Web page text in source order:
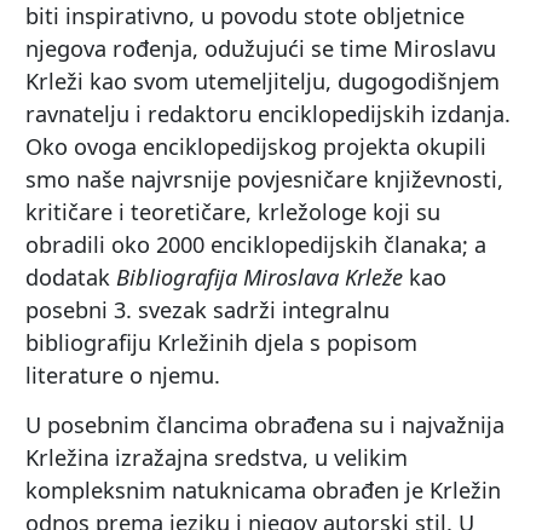
biti inspirativno, u povodu stote obljetnice
njegova rođenja, odužujući se time Miroslavu
Krleži kao svom utemeljitelju, dugogodišnjem
ravnatelju i redaktoru enciklopedijskih izdanja.
Oko ovoga enciklopedijskog projekta okupili
smo naše najvrsnije povjesničare književnosti,
kritičare i teoretičare, krležologe koji su
obradili oko 2000 enciklopedijskih članaka; a
dodatak Bibliografija Miroslava Krleže kao
posebni 3. svezak sadrži integralnu
bibliografiju Krležinih djela s popisom
literature o njemu.
U posebnim člancima obrađena su i najvažnija
Krležina izražajna sredstva, u velikim
kompleksnim natuknicama obrađen je Krležin
odnos prema jeziku i njegov autorski stil. U